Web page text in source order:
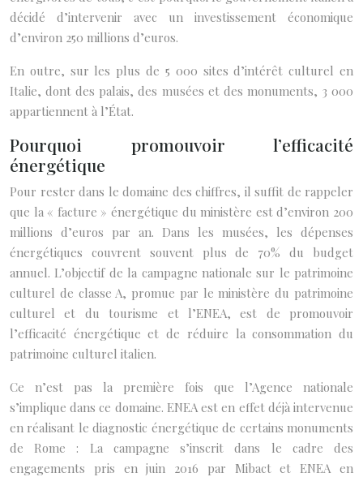
décidé d’intervenir avec un investissement économique
d’environ 250 millions d’euros.
En outre, sur les plus de 5 000 sites d’intérêt culturel en
Italie, dont des palais, des musées et des monuments, 3 000
appartiennent à l’État.
Pourquoi promouvoir l’efficacité
énergétique
Pour rester dans le domaine des chiffres, il suffit de rappeler
que la « facture » énergétique du ministère est d’environ 200
millions d’euros par an. Dans les musées, les dépenses
énergétiques couvrent souvent plus de 70% du budget
annuel. L’objectif de la campagne nationale sur le patrimoine
culturel de classe A, promue par le ministère du patrimoine
culturel et du tourisme et l’ENEA, est de promouvoir
l’efficacité énergétique et de réduire la consommation du
patrimoine culturel italien.
Ce n’est pas la première fois que l’Agence nationale
s’implique dans ce domaine. ENEA est en effet déjà intervenue
en réalisant le diagnostic énergétique de certains monuments
de Rome : La campagne s’inscrit dans le cadre des
engagements pris en juin 2016 par Mibact et ENEA en